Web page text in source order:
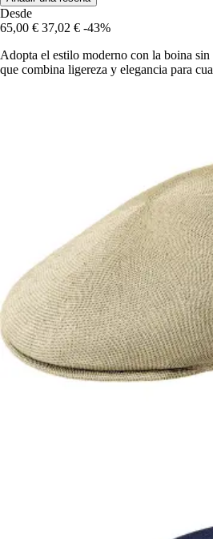
Desde
65,00 € 37,02 € -43%
Adopta el estilo moderno con la boina
que combina ligereza y elegancia para